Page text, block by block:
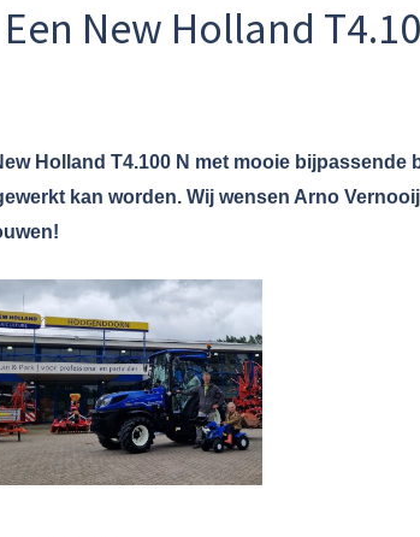
Een New Holland
Holland T4.100 N met mooie
kan worden. Wij wensen Arno